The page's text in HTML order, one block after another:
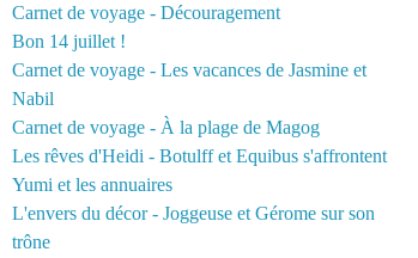
Carnet de voyage - Découragement
Bon 14 juillet !
Carnet de voyage - Les vacances de Jasmine et
Nabil
Carnet de voyage - À la plage de Magog
Les rêves d'Heidi - Botulff et Equibus s'affrontent
Yumi et les annuaires
L'envers du décor - Joggeuse et Gérome sur son
trône